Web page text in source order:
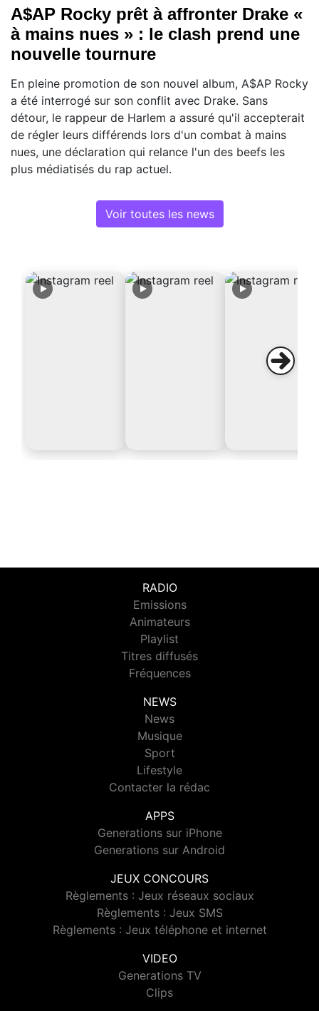
A$AP Rocky prêt à affronter Drake «
à mains nues » : le clash prend une
nouvelle tournure
En pleine promotion de son nouvel album, A$AP Rocky
a été interrogé sur son conflit avec Drake. Sans
détour, le rappeur de Harlem a assuré qu'il accepterait
de régler leurs différends lors d'un combat à mains
nues, une déclaration qui relance l'un des beefs les
plus médiatisés du rap actuel.
Voir toutes les news
RADIO
Emissions
Animateurs
Playlist
Titres diffusés
Fréquences
NEWS
News
Musique
Sport
Lifestyle
Contacter la rédac
APPS
Generations sur iPhone
Generations sur Android
JEUX CONCOURS
Règlements : Jeux réseaux sociaux
Règlements : Jeux SMS
Règlements : Jeux téléphone et internet
VIDEO
Generations TV
Clips